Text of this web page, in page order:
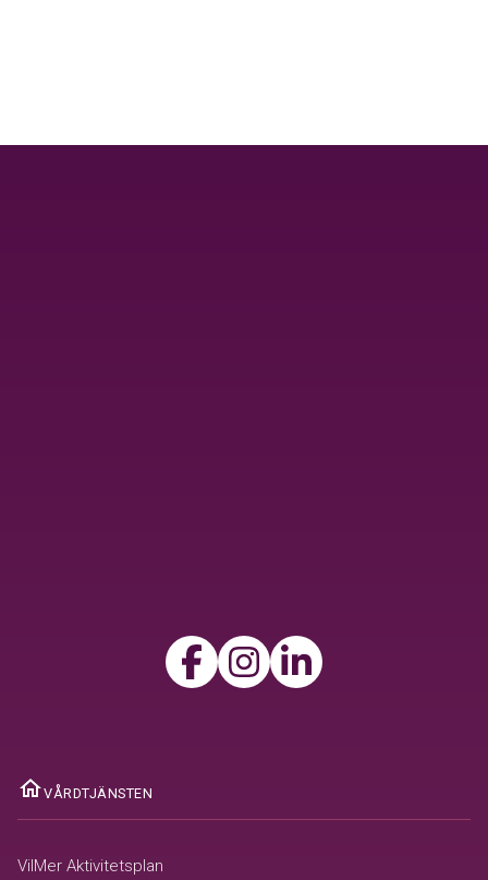
homeVÅRDTJÄNSTEN
VilMer Aktivitetsplan